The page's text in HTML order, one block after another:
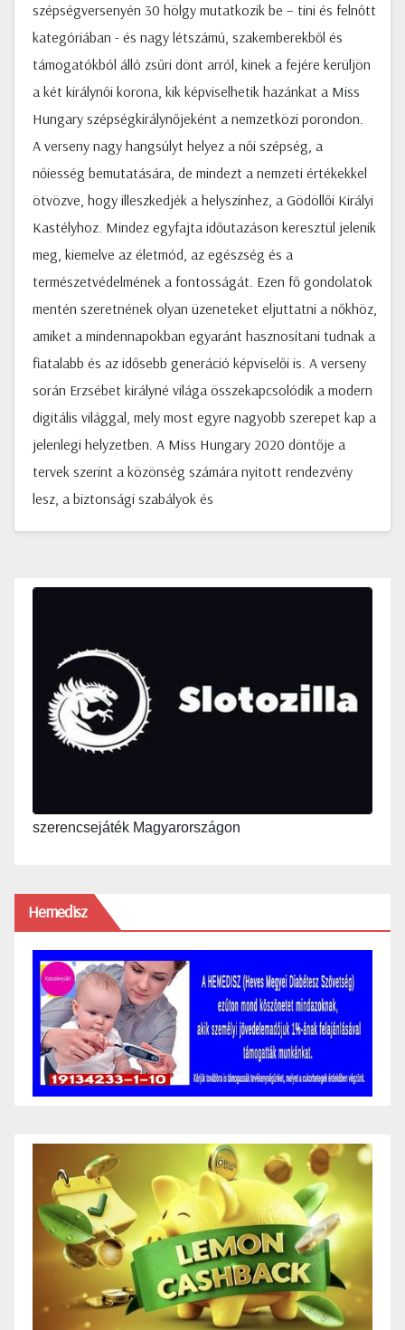
szépségversenyén 30 hölgy mutatkozik be – tini és felnőtt
kategóriában - és nagy létszámú, szakemberekből és
támogatókból álló zsűri dönt arról, kinek a fejére kerüljön
a két királynői korona, kik képviselhetik hazánkat a Miss
Hungary szépségkirálynőjeként a nemzetközi porondon.
A verseny nagy hangsúlyt helyez a női szépség, a
nőiesség bemutatására, de mindezt a nemzeti értékekkel
ötvözve, hogy illeszkedjék a helyszínhez, a Gödöllői Királyi
Kastélyhoz. Mindez egyfajta időutazáson keresztül jelenik
meg, kiemelve az életmód, az egészség és a
természetvédelmének a fontosságát. Ezen fő gondolatok
mentén szeretnének olyan üzeneteket eljuttatni a nőkhöz,
amiket a mindennapokban egyaránt hasznosítani tudnak a
fiatalabb és az idősebb generáció képviselői is. A verseny
során Erzsébet királyné világa összekapcsolódik a modern
digitális világgal, mely most egyre nagyobb szerepet kap a
jelenlegi helyzetben. A Miss Hungary 2020 döntője a
tervek szerint a közönség számára nyitott rendezvény
lesz, a biztonsági szabályok és
szerencsejáték Magyarországon
Hemedisz